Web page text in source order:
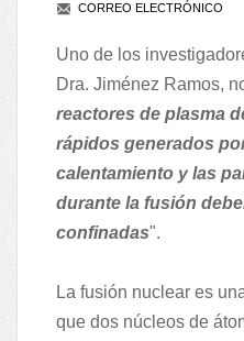
CORREO ELECTRÓNICO
Uno de los
Dra. Jiménez Ramos,
reactores de plasma
rápidos generados
calentamiento y las
durante la fusión
confinadas".
La fusión nuclear es
que dos núcleos de